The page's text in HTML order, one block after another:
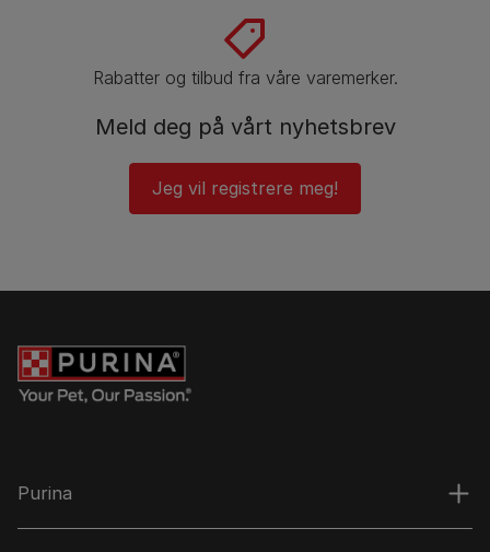
Rabatter og tilbud fra våre varemerker.
Meld deg på vårt nyhetsbrev
Jeg vil registrere meg!
Purina